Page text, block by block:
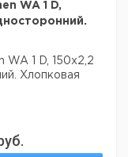
WA 1 D,
WA 1 D, 150x2,2
Хлопковая